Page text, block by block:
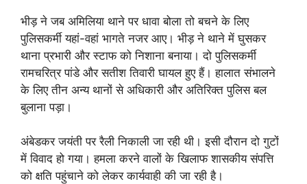
भीड़ ने जब अमिलिया थाने पर धावा बोला तो बचने के लिए
पुलिसकर्मी यहां-वहां भागते नजर आए। भीड़ ने थाने में घुसकर
थाना प्रभारी और स्टाफ को निशाना बनाया। दो पुलिसकर्मी
रामचरित्र पांडे और सतीश तिवारी घायल हुए हैं। हालात संभालने
के लिए तीन अन्य थानों से अधिकारी और अतिरिक्त पुलिस बल
बुलाना पड़ा।
अंबेडकर जयंती पर रैली निकाली जा रही थी। इसी दौरान दो गुटों
में विवाद हो गया। हमला करने वालों के खिलाफ शासकीय संपत्ति
को क्षति पहुंचाने को लेकर कार्यवाही की जा रही है।